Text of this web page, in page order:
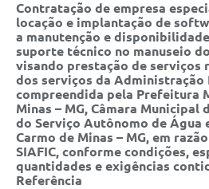
Secretarias
Projetos
Contas Públicas
Editais
Links
Serviços Online
Contratação de empresa
locação e implantação de
a manutenção e
suporte técnico no manuseio
visando prestação de serviços
dos serviços da Administração
compreendida pela Prefeitura
Minas – MG, Câmara Municipal
do Serviço Autônomo de Água
Carmo de Minas – MG, em
SIAFIC, conforme condições,
quantidades e exigências
Referência